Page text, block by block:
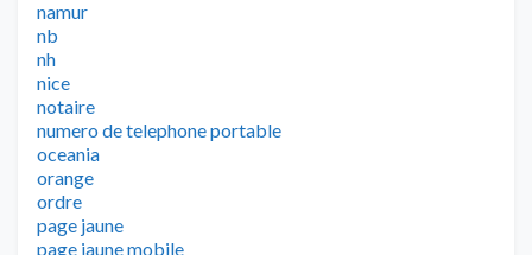
namur
nb
nh
nice
notaire
numero de telephone portable
oceania
orange
ordre
page jaune
page jaune mobile